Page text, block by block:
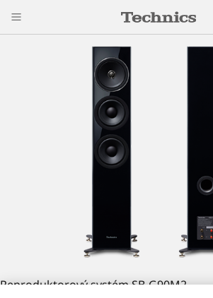
Reproduktorový systém SB-G90M2